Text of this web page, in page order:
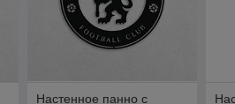
Настенное панно с